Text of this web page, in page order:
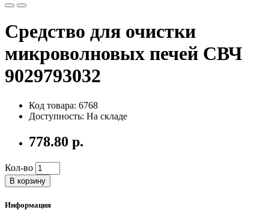
Средство для очистки
микроволновых печей СВЧ
9029793032
Код товара: 6768
Доступность: На складе
778.80 р.
Кол-во
В корзину
Информация